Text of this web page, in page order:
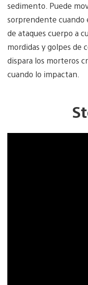
sedimento. Puede
sorprendente cuando
de ataques cuerpo a
mordidas y golpes de
dispara los morteros
cuando lo impactan.